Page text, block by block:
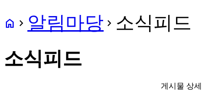
home navigate_next 알림마당 navigate_next 소식피드
소식피드
게시물 상세